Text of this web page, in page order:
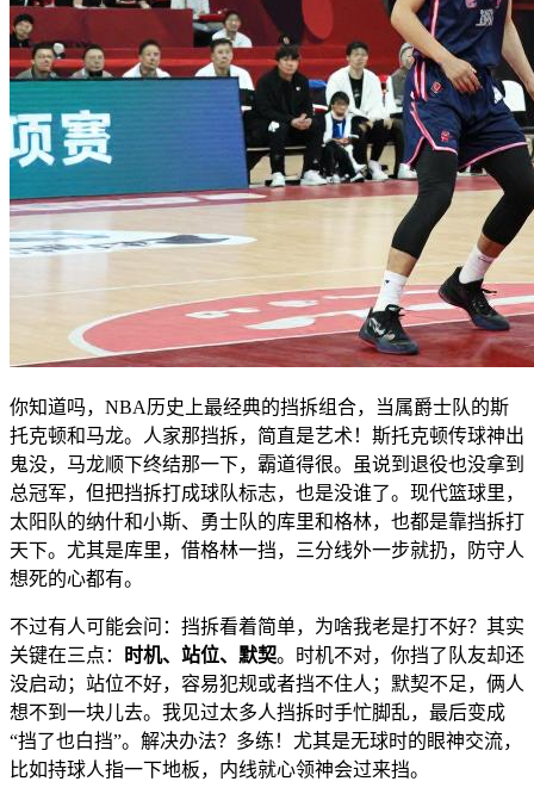
你知道吗，NBA历史上最经典的挡拆组合，当属爵士队的斯
托克顿和马龙。人家那挡拆，简直是艺术！斯托克顿传球神出
鬼没，马龙顺下终结那一下，霸道得很。虽说到退役也没拿到
总冠军，但把挡拆打成球队标志，也是没谁了。现代篮球里，
太阳队的纳什和小斯、勇士队的库里和格林，也都是靠挡拆打
天下。尤其是库里，借格林一挡，三分线外一步就扔，防守人
想死的心都有。
不过有人可能会问：挡拆看着简单，为啥我老是打不好？其实
关键在三点：
时机、站位、默契。时机不对，你挡了队友却还
没启动；站位不好，容易犯规或者挡不住人；默契不足，俩人
想不到一块儿去。我见过太多人挡拆时手忙脚乱，最后变成
“挡了也白挡”。解决办法？多练！尤其是无球时的眼神交流，
比如持球人指一下地板，内线就心领神会过来挡。